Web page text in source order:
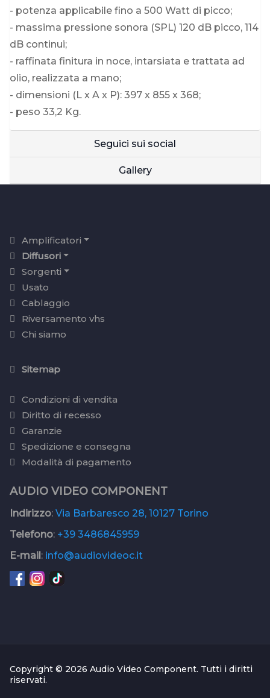
- potenza applicabile fino a 500 Watt di picco;
- massima pressione sonora (SPL) 120 dB picco, 114
dB continui;
- raffinata finitura in noce, intarsiata e trattata ad
olio, realizzata a mano;
- dimensioni (L x A x P): 397 x 855 x 368;
- peso 33,2 Kg.
Seguici sui social
Gallery
Amplificatori
Diffusori
Sorgenti
Usato
Cablaggio
Riversamento vhs
Chi siamo
Sitemap
Condizioni di vendita
Diritto di recesso
Garanzie
Spedizione e consegna
Modalità di pagamento
AUDIO VIDEO COMPONENT
Indirizzo: Via Barbaresco 28, 10127 Torino
Telefono: +39 3486845959
E-mail: info@audiovideoc.it
Copyright © 2026 Audio Video Component. Tutti i diritti
riservati.